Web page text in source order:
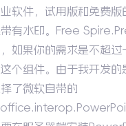
软件，试用版和免费版
带有水印。Free
，如果你的需求是不超过
个组件。由于我开发的
了微软自带的